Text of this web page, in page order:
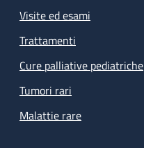
Visite ed esami
Trattamenti
Cure palliative pediatriche
Tumori rari
Malattie rare